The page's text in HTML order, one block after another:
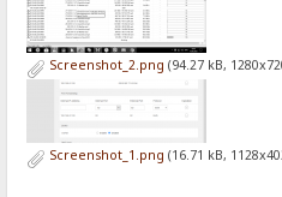
Screenshot_2.png (94.27 kB,
Screenshot_1.png (16.71 kB,